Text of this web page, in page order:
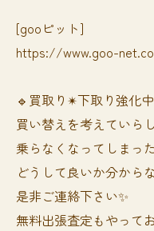
[gooピット]
https://www.goo-
🔹買取り✴︎下取り強化
買い替えを考えていら
乗らなくなってしまっ
どうして良いか分から
是非ご連絡下さい✨
無料出張査定もやって